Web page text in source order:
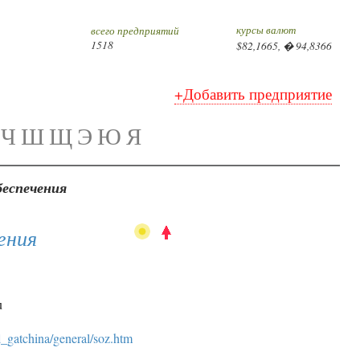
всего предприятий
1518
курсы валют
$82,1665, � 94,8366
+Добавить предприятие
Ч ШЩЭ ЮЯ
general/soz.htm